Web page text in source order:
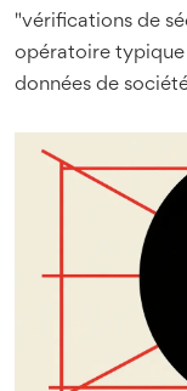
"vérifications de
opératoire typique
données de